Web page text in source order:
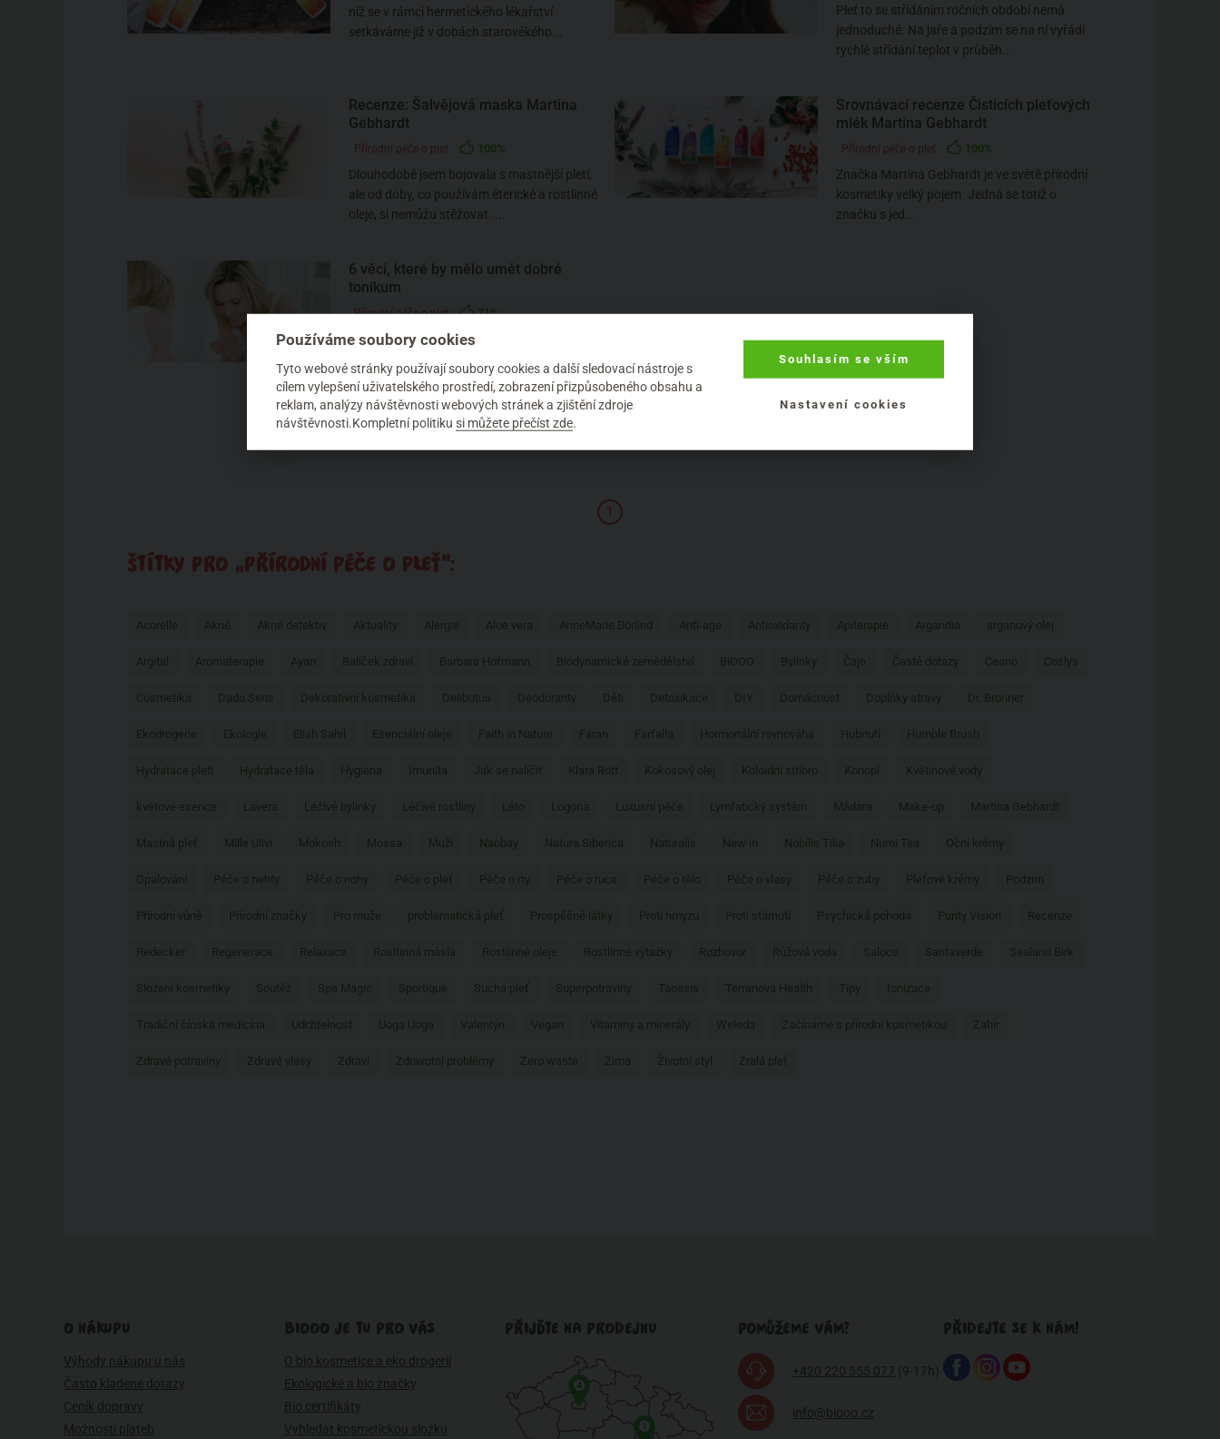
níž se v rámci hermetického lékařství
setkáváme již v dobách starověkého...
Pleť to se střídáním ročních období nemá
jednoduché. Na jaře a podzim se na ní vyřádí
rychlé střídání teplot v průběh...
Recenze: Šalvějová maska Martina
Gebhardt
Přírodní péče o pleť 100%
Dlouhodobě jsem bojovala s mastnější pletí,
ale od doby, co používám éterické a rostlinné
oleje, si nemůžu stěžovat. ...
Srovnávací recenze Čisticích pleťových
mlék Martina Gebhardt
Přírodní péče o pleť 100%
Značka Martina Gebhardt je ve světě přírodní
kosmetiky velký pojem. Jedná se totiž o
značku s jed...
6 věcí, které by mělo umět dobré
tonikum
Přírodní péče o pleť 71%
Každý snad ví, že pleť je vhodné důkladně
odlíčit a důkladně vyčistit. Ka...
1
ŠTÍTKY PRO „PŘÍRODNÍ PÉČE O PLEŤ“:
Acorelle Akné Akné detektiv Aktuality Alergie Aloe vera AnneMarie Börlind Anti-age Antioxidanty Apiterapie Argandia arganový olej
Argital Aromaterapie Ayan Balíček zdraví Barbara Hofmann Biodynamické zemědělství BiOOO Bylinky Čaje Časté dotazy Ceano Coslys
Cosmetika Dado Sens Dekorativní kosmetika Delibutus Deodoranty Děti Detoxikace DIY Domácnost Doplňky stravy Dr. Bronner
Ekodrogerie Ekologie Eliah Sahil Esenciální oleje Faith in Nature Faran Farfalla Hormonální rovnováha Hubnutí Humble Brush
Hydratace pleti Hydratace těla Hygiena Imunita Jak se nalíčit Klara Rott Kokosový olej Koloidní stříbro Konopí Květinové vody
květové esence Lavera Léčivé bylinky Léčivé rostliny Léto Logona Luxusní péče Lymfatický systém Mádara Make-up Martina Gebhardt
Mastná pleť Mille Ulivi Mokosh Mossa Muži Naobay Natura Siberica Naturalis New in Nobilis Tilia Numi Tea Oční krémy
Opalování Péče o nehty Péče o nohy Péče o pleť Péče o rty Péče o ruce Péče o tělo Péče o vlasy Péče o zuby Pleťové krémy Podzim
Přírodní vůně Přírodní značky Pro muže problematická pleť Prospěšné látky Proti hmyzu Proti stárnutí Psychická pohoda Purity Vision Recenze
Redecker Regenerace Relaxace Rostlinná másla Rostlinné oleje Rostlinné výtažky Rozhovor Růžová voda Saloos Santaverde Sealand Birk
Složení kosmetiky Soutěž Spa Magic Sportique Suchá pleť Superpotraviny Taoasis Terranova Health Tipy tonizace
Tradiční čínská medicína Udržitelnost Uoga Uoga Valentýn Vegan Vitaminy a minerály Weleda Začínáme s přírodní kosmetikou Zahir
Zdravé potraviny Zdravé vlasy Zdraví Zdravotní problémy Zero waste Zima Životní styl Zralá pleť
O NÁKUPU
Výhody nákupu u nás
Často kladené dotazy
Ceník dopravy
Možnosti plateb
BIOOO JE TU PRO VÁS
O bio kosmetice a eko drogerii
Ekologické a bio značky
Bio certifikáty
Vyhledat kosmetickou složku
PŘIJĎTE NA PRODEJNU
1
4
POMŮŽEME VÁM?
+420 220 555 077 (9-17h)
info@biooo.cz
PŘIDEJTE SE K NÁM!
Používáme soubory cookies
Tyto webové stránky používají soubory cookies a další sledovací nástroje s
cílem vylepšení uživatelského prostředí, zobrazení přizpůsobeného obsahu a
reklam, analýzy návštěvnosti webových stránek a zjištění zdroje
návštěvnosti.Kompletní politiku si můžete přečíst zde.
Souhlasím se vším
Nastavení cookies